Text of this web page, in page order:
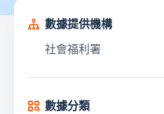
數據提供機構
社會福利署
數據分類